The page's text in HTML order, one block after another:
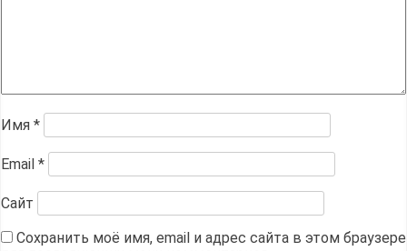
Имя *
Email *
Сайт
Сохранить моё имя, email и адрес сайта в этом браузере